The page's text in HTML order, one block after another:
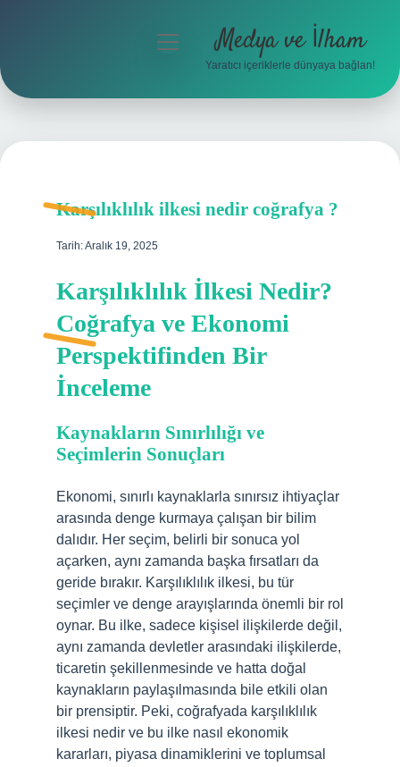
Hakkımızda
menüyü
Medya ve İlham
Yaratıcı içeriklerle dünyaya bağlan!
Karşılıklılık ilkesi nedir coğrafya ?
Tarih: Aralık 19, 2025
Karşılıklılık İlkesi Nedir?
Coğrafya ve Ekonomi
Perspektifinden Bir
İnceleme
Kaynakların Sınırlılığı ve
Seçimlerin Sonuçları
Ekonomi, sınırlı kaynaklarla sınırsız ihtiyaçlar
arasında denge kurmaya çalışan bir bilim
dalıdır. Her seçim, belirli bir sonuca yol
açarken, aynı zamanda başka fırsatları da
geride bırakır. Karşılıklılık ilkesi, bu tür
seçimler ve denge arayışlarında önemli bir rol
oynar. Bu ilke, sadece kişisel ilişkilerde değil,
aynı zamanda devletler arasındaki ilişkilerde,
ticaretin şekillenmesinde ve hatta doğal
kaynakların paylaşılmasında bile etkili olan
bir prensiptir. Peki, coğrafyada karşılıklılık
ilkesi nedir ve bu ilke nasıl ekonomik
kararları, piyasa dinamiklerini ve toplumsal